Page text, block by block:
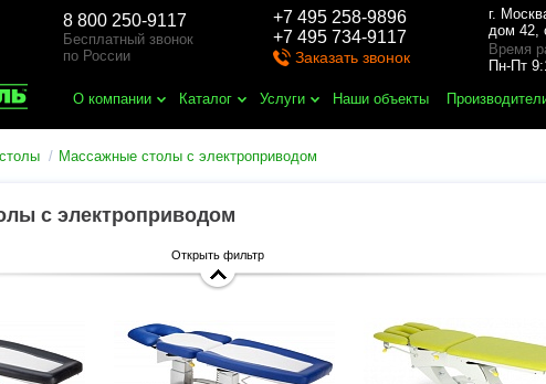
8 800 250-9117
Бесплатный звонок
по России
+7 495 258-9896
+7 495 734-9117
Заказать звонок
г.
дом 42,
Время
Пн-Пт
О компании Каталог Услуги Наши объекты
Массажные столы с электроприводом
с электроприводом
Открыть фильтр